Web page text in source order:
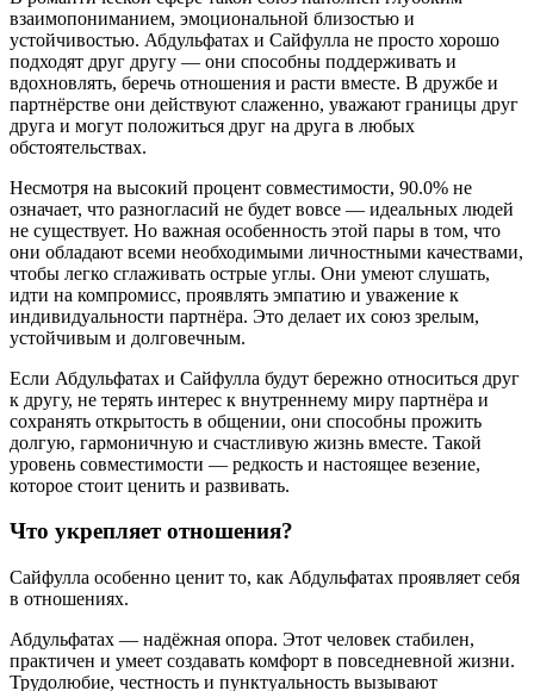
взаимопониманием, эмоциональной близостью и
устойчивостью. Абдульфатах и Сайфулла не просто хорошо
подходят друг другу — они способны поддерживать и
вдохновлять, беречь отношения и расти вместе. В дружбе и
партнёрстве они действуют слаженно, уважают границы друг
друга и могут положиться друг на друга в любых
обстоятельствах.
Несмотря на высокий процент совместимости, 90.0% не
означает, что разногласий не будет вовсе — идеальных людей
не существует. Но важная особенность этой пары в том, что
они обладают всеми необходимыми личностными качествами,
чтобы легко сглаживать острые углы. Они умеют слушать,
идти на компромисс, проявлять эмпатию и уважение к
индивидуальности партнёра. Это делает их союз зрелым,
устойчивым и долговечным.
Если Абдульфатах и Сайфулла будут бережно относиться друг
к другу, не терять интерес к внутреннему миру партнёра и
сохранять открытость в общении, они способны прожить
долгую, гармоничную и счастливую жизнь вместе. Такой
уровень совместимости — редкость и настоящее везение,
которое стоит ценить и развивать.
Что укрепляет отношения?
Сайфулла особенно ценит то, как Абдульфатах проявляет себя
в отношениях.
Абдульфатах — надёжная опора. Этот человек стабилен,
практичен и умеет создавать комфорт в повседневной жизни.
Трудолюбие, честность и пунктуальность вызывают